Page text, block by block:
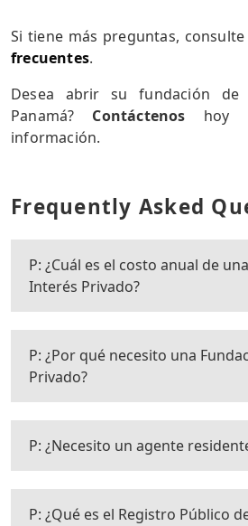
Si tiene más preguntas,
frecuentes.
Desea abrir su fundación
Panamá? Contáctenos hoy
información.
Frequently Asked
P: ¿Cuál es el costo anual de
Interés Privado?
P: ¿Por qué necesito una
Privado?
P: ¿Necesito un agente
P: ¿Qué es el Registro Público